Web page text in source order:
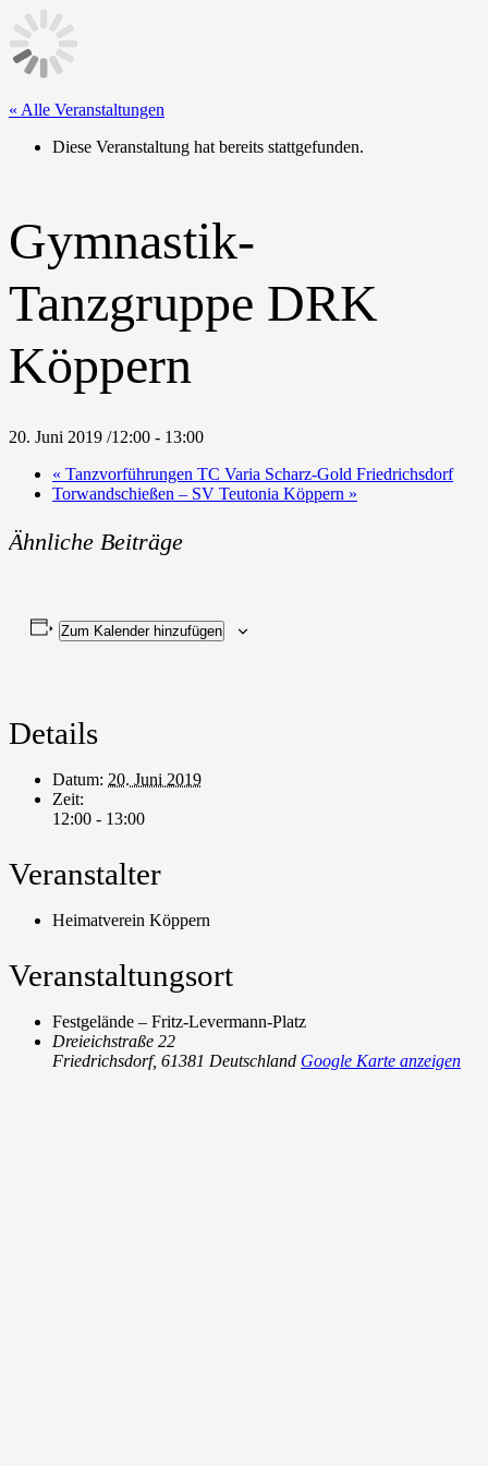
« Alle Veranstaltungen
Diese Veranstaltung hat bereits stattgefunden.
Gymnastik-
Tanzgruppe DRK
Köppern
20. Juni 2019 /12:00 - 13:00
« Tanzvorführungen TC Varia Scharz-Gold Friedrichsdorf
Torwandschießen – SV Teutonia Köppern »
Ähnliche Beiträge
Zum Kalender hinzufügen
Details
Datum: 20. Juni 2019
Zeit:
12:00 - 13:00
Veranstalter
Heimatverein Köppern
Veranstaltungsort
Festgelände – Fritz-Levermann-Platz
Dreieichstraße 22
Friedrichsdorf, 61381 Deutschland Google Karte anzeigen